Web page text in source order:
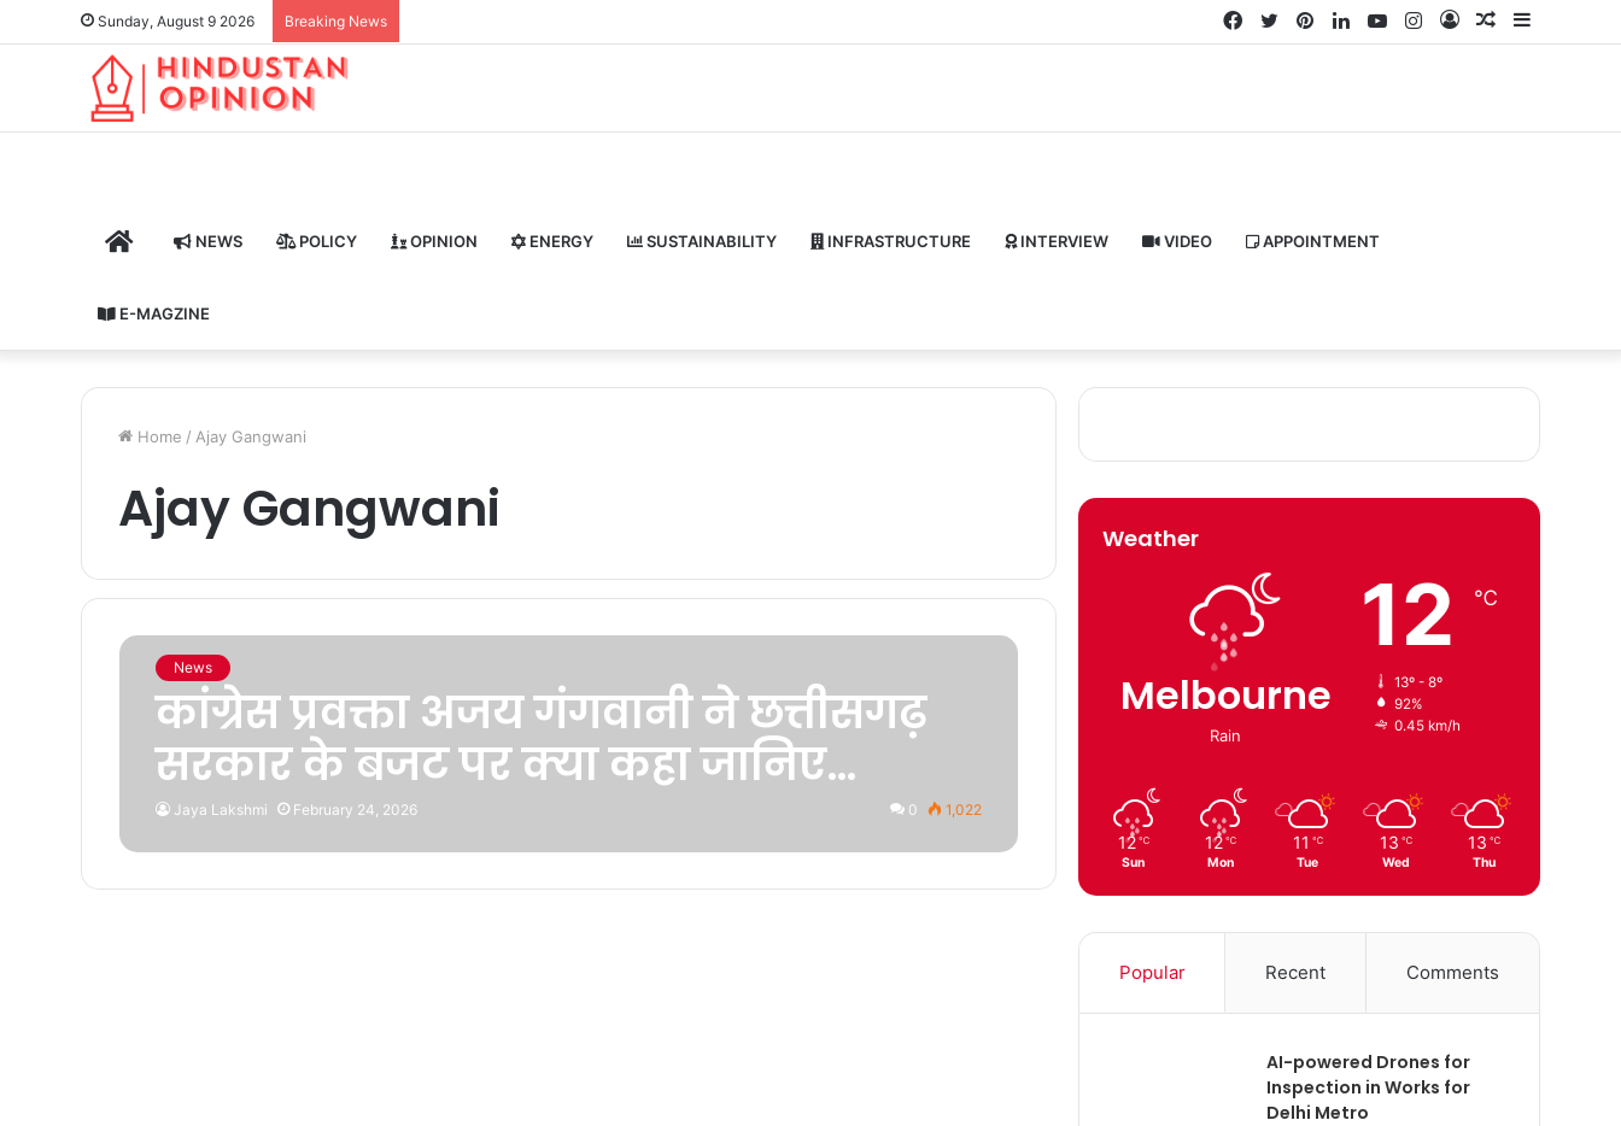
Sunday, August 9 2026 Breaking News
Random
Log
Instagram
YouTube
LinkedIn
Pinterest
Twitter
Facebook
HOME NEWS POLICY OPINION ENERGY SUSTAINABILITY INFRASTRUCTURE INTERVIEW VIDEO APPOINTMENT
E-MAGZINE
Home / Ajay Gangwani
Ajay Gangwani
News
कांग्रेस प्रवक्ता अजय गंगवानी ने छत्तीसगढ़
सरकार के बजट पर क्या कहा जानिए…
Jaya Lakshmi February 24, 2026 0 1,022
Weather
Melbourne
Rain
12 ℃
13º - 8º
92%
0.45 km/h
12 ℃
Sun
12 ℃
Mon
11 ℃
Tue
13 ℃
Wed
13 ℃
Thu
Popular Recent Comments
AI-powered Drones for
Inspection in Works for
Delhi Metro